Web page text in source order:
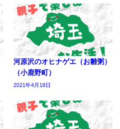
河原沢のオヒナゲエ（お雛粥）
（小鹿野町）
2021年4月18日